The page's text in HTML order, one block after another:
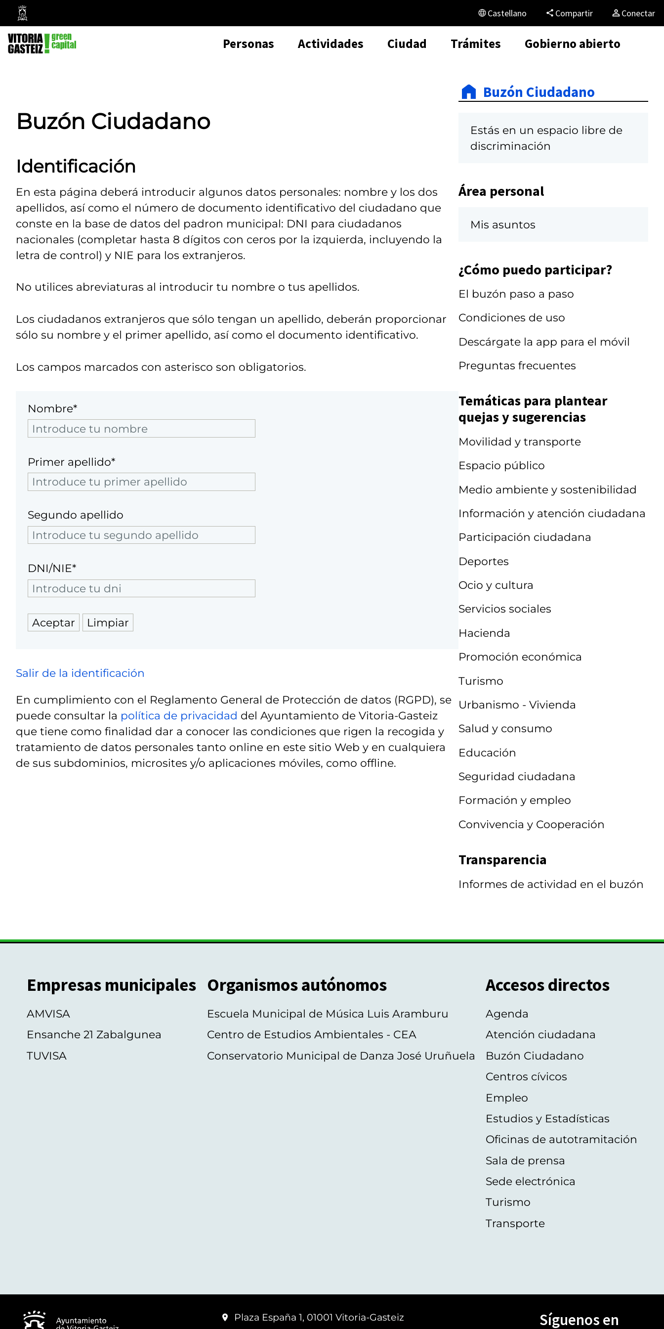
Ayuntamiento
Vitoria-
Gasteiz
Castellano Compartir Conectar
Personas Actividades Ciudad Trámites Gobierno abierto
Buzón Ciudadano
Identificación
En esta página deberá introducir algunos datos personales: nombre y los dos
apellidos, así como el número de documento identificativo del ciudadano que
conste en la base de datos del padron municipal: DNI para ciudadanos
nacionales (completar hasta 8 dígitos con ceros por la izquierda, incluyendo la
letra de control) y NIE para los extranjeros.
No utilices abreviaturas al introducir tu nombre o tus apellidos.
Los ciudadanos extranjeros que sólo tengan un apellido, deberán proporcionar
sólo su nombre y el primer apellido, así como el documento identificativo.
Los campos marcados con asterisco son obligatorios.
Nombre*
Primer apellido*
Segundo apellido
DNI/NIE*
Salir de la identificación
En cumplimiento con el Reglamento General de Protección de datos (RGPD), se
puede consultar la política de privacidad del Ayuntamiento de Vitoria-Gasteiz
que tiene como finalidad dar a conocer las condiciones que rigen la recogida y
tratamiento de datos personales tanto online en este sitio Web y en cualquiera
de sus subdominios, microsites y/o aplicaciones móviles, como offline.
Buzón Ciudadano
Estás en un espacio libre de
discriminación
Área personal
Mis asuntos
¿Cómo puedo participar?
El buzón paso a paso
Condiciones de uso
Descárgate la app para el móvil
Preguntas frecuentes
Temáticas para plantear
quejas y sugerencias
Movilidad y transporte
Espacio público
Medio ambiente y sostenibilidad
Información y atención ciudadana
Participación ciudadana
Deportes
Ocio y cultura
Servicios sociales
Hacienda
Promoción económica
Turismo
Urbanismo - Vivienda
Salud y consumo
Educación
Seguridad ciudadana
Formación y empleo
Convivencia y Cooperación
Transparencia
Informes de actividad en el buzón
Empresas municipales
AMVISA
Ensanche 21 Zabalgunea
TUVISA
Organismos autónomos
Escuela Municipal de Música Luis Aramburu
Centro de Estudios Ambientales - CEA
Conservatorio Municipal de Danza José Uruñuela
Accesos directos
Agenda
Atención ciudadana
Buzón Ciudadano
Centros cívicos
Empleo
Estudios y Estadísticas
Oficinas de autotramitación
Sala de prensa
Sede electrónica
Turismo
Transporte
Plaza España 1, 01001 Vitoria-Gasteiz Síguenos en